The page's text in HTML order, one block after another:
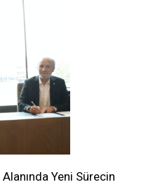
Yeni Sürecin